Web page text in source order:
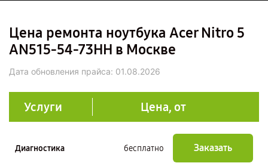
Цена ремонта ноутбука Acer Nitro 5
AN515-54-73HH в Москве
Дата обновления прайса: 01.08.2026
Услуги Цена, от
Диагностика бесплатно Заказать